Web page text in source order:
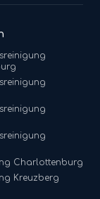
Charlottenburg
Kreuzberg